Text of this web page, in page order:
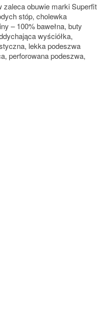
zaleca obuwie marki Superfit
stóp, cholewka
– 100% bawełna, buty
wyściółka,
lekka podeszwa
perforowana podeszwa,